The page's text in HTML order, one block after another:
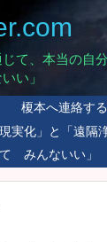
て、本当の
い」
榎本へ連絡す
実化」と「遠隔
みんないい」